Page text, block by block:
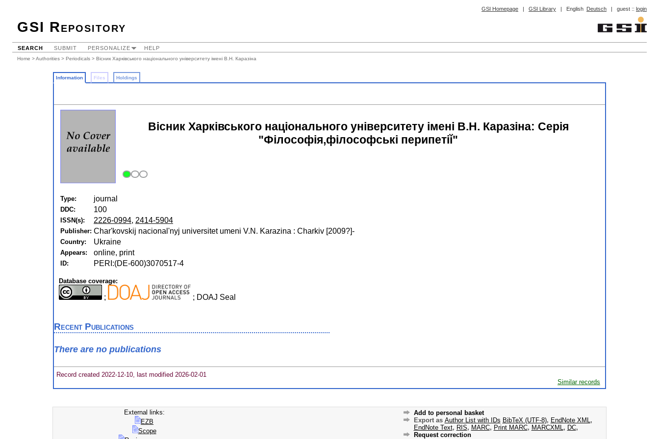
GSI Homepage | GSI Library | English Deutsch | guest :: login
GSI Repository
SEARCH SUBMIT PERSONALIZE HELP
Home >Authorities > Periodicals > Вісник Харківського національного університету імені В.Н. Каразіна
Information Files Holdings
Вісник Харківського національного університету імені В.Н. Каразіна: Серія
"Філософія,філософські перипетіi͏̈"
Type: journal
DDC: 100
ISSN(s): 2226-0994, 2414-5904
Publisher: Charʹkovskij nacionalʹnyj universitet umeni V.N. Karazina : Charkiv [2009?]-
Country: Ukraine
Appears: online, print
ID: PERI:(DE-600)3070517-4
Database coverage:
; ; DOAJ Seal
Recent Publications
There are no publications
Record created 2022-12-10, last modified 2026-02-01
Similar records
External links:
EZB
Scope
Add to personal basket
Export as Author List with IDs BibTeX (UTF-8), EndNote XML ,
EndNote Text, RIS, MARC, Print MARC, MARCXML , DC,
Request correction